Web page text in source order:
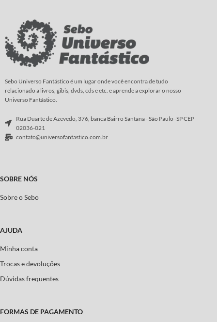
Sebo Universo Fantástico é um lugar onde você encontra de tudo
relacionado a livros, gibis, dvds, cds e etc. e aprende a explorar o nosso
Universo Fantástico.
Rua Duarte de Azevedo, 376, banca Bairro Santana - São Paulo -SP CEP
02036-021
contato@universofantastico.com.br
SOBRE NÓS
Sobre o Sebo
AJUDA
Minha conta
Trocas e devoluções
Dúvidas frequentes
FORMAS DE PAGAMENTO